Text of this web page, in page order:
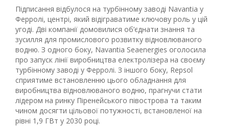
Підписання відбулося на турбінному заводі Navantia у
Ферролі, центрі, який відіграватиме ключову роль у цій
угоді. Дві компанії домовилися об’єднати знання та
зусилля для промислового розвитку відновлюваного
водню. З одного боку, Navantia Seaenergies оголосила
про запуск лінії виробництва електролізера на своєму
турбінному заводі у Ферролі. З іншого боку, Repsol
сприятиме встановленню цього обладнання для
виробництва відновлюваного водню, прагнучи стати
лідером на ринку Піренейського півострова та таким
чином досягти цільової потужності, встановленої на
рівні 1,9 ГВт у 2030 році.